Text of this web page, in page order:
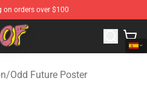
on orders over $100
Odd Future Merchandise Store
/Odd Future Poster